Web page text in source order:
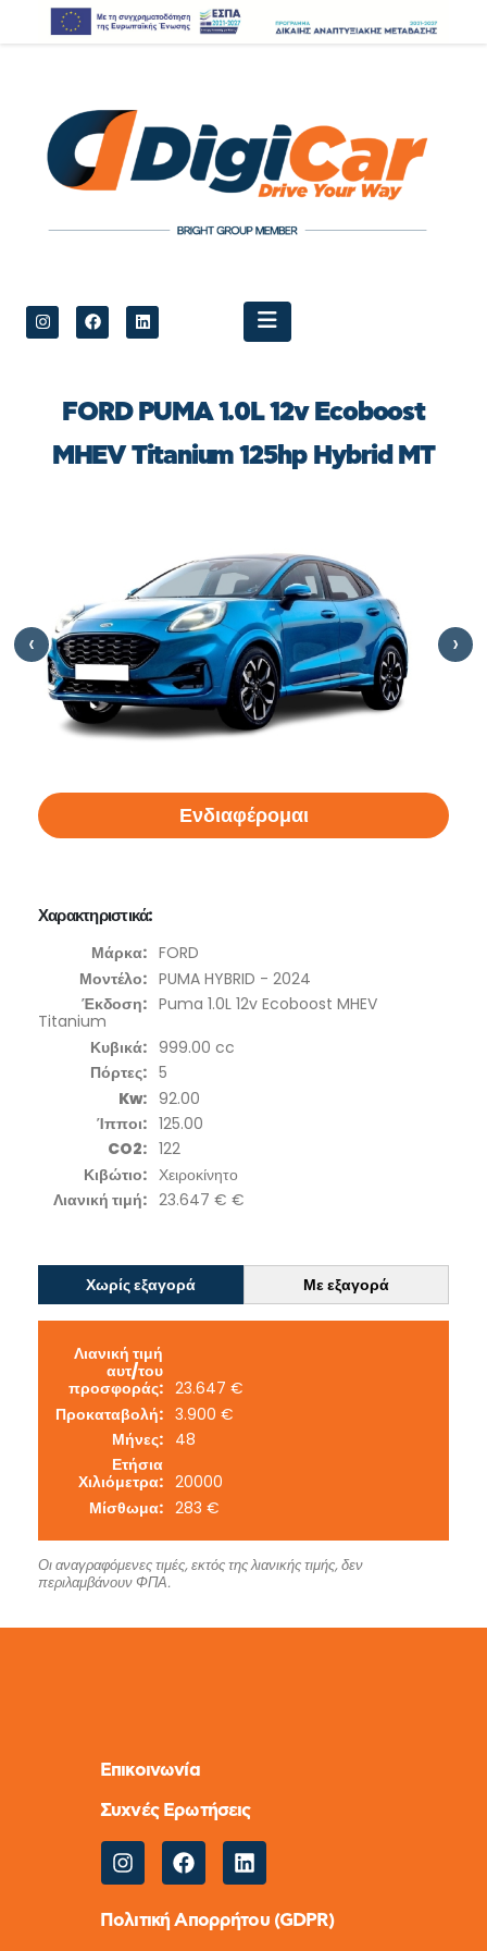
FORD PUMA 1.0L 12v Ecoboost
MHEV Titanium 125hp Hybrid ΜΤ
‹ ›
Ενδιαφέρομαι
Χαρακτηριστικά:
Μάρκα: FORD
Μοντέλο: PUMA HYBRID - 2024
Έκδοση: Puma 1.0L 12v Ecoboost MHEV
Titanium
Κυβικά: 999.00 cc
Πόρτες: 5
Kw: 92.00
Ίπποι: 125.00
CO2: 122
Κιβώτιο: Χειροκίνητο
Λιανική τιμή: 23.647 € €
Χωρίς εξαγορά Με εξαγορά
Λιανική τιμή
αυτ/του
προσφοράς: 23.647 €
Προκαταβολή: 3.900 €
Μήνες:
48
Ετήσια
Χιλιόμετρα: 20000
Μίσθωμα: 283 €
Οι αναγραφόμενες τιμές, εκτός της λιανικής τιμής, δεν
περιλαμβάνουν ΦΠΑ.
Επικοινωνία
Συχνές Ερωτήσεις
Πολιτική Απορρήτου (GDPR)